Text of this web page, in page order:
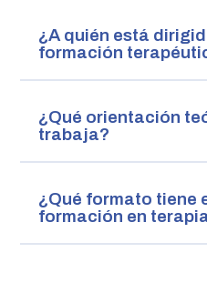
¿A quién está
formación
¿Qué orientación
trabaja?
¿Qué formato tiene
formación en